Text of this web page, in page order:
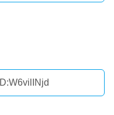
ID:W6vilINjd